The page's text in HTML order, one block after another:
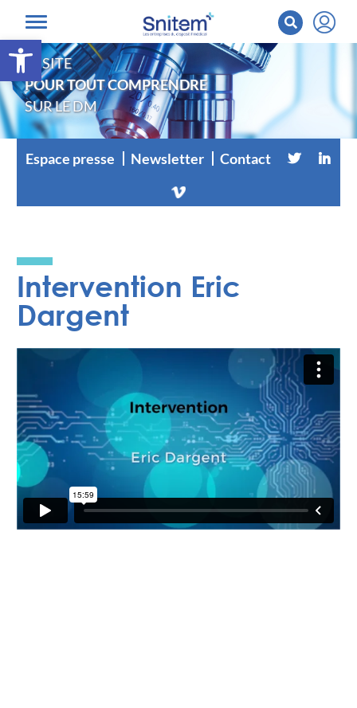
Ouvrir la barre d’outils
LE SITE
POUR TOUT COMPRENDRE
SUR LE DM
Espace presse Newsletter Contact
Intervention Eric
Dargent